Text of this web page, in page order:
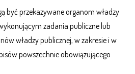
być przekazywane organom władzy
zadania publiczne lub
władzy publicznej, w zakresie i w
powszechnie obowiązującego